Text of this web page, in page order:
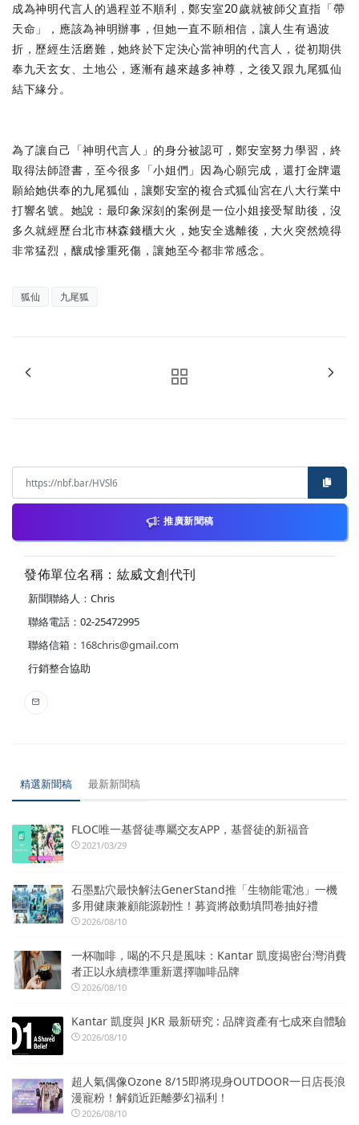
成為神明代言人的過程並不順利，鄭安室20歲就被師父直指「帶
天命」，應該為神明辦事，但她一直不願相信，讓人生有過波
折，歷經生活磨難，她終於下定決心當神明的代言人，從初期供
奉九天玄女、土地公，逐漸有越來越多神尊，之後又跟九尾狐仙
結下緣分。
為了讓自己「神明代言人」的身分被認可，鄭安室努力學習，終
取得法師證書，至今很多「小姐們」因為心願完成，還打金牌還
願給她供奉的九尾狐仙，讓鄭安室的複合式狐仙宮在八大行業中
打響名號。她說：最印象深刻的案例是一位小姐接受幫助後，沒
多久就經歷台北市林森錢櫃大火，她安全逃離後，大火突然燒得
非常猛烈，釀成慘重死傷，讓她至今都非常感念。
狐仙 九尾狐
推廣新聞稿
發佈單位名稱：紘威文創代刊
新聞聯絡人：Chris
聯絡電話：02-25472995
聯絡信箱： 168chris@gmail.com
行銷整合協助
精選新聞稿 最新新聞稿
FLOC唯一基督徒專屬交友APP，基督徒的新福音
2021/03/29
石墨點穴最快解法GenerStand推「生物能電池」一機
多用健康兼顧能源韌性！募資將啟動填問卷抽好禮
2026/08/10
一杯咖啡，喝的不只是風味：Kantar 凱度揭密台灣消費
者正以永續標準重新選擇咖啡品牌
2026/08/10
Kantar 凱度與 JKR 最新研究 : 品牌資產有七成來自體驗
2026/08/10
超人氣偶像Ozone 8/15即將現身OUTDOOR一日店長浪
漫寵粉！解鎖近距離夢幻福利！
2026/08/10